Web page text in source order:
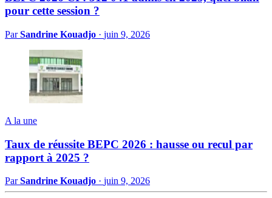
pour cette session ?
ParSandrine Kouadjo · juin 9, 2026
A la une
Taux de réussite BEPC 2026 : hausse ou recul par
rapport à 2025 ?
ParSandrine Kouadjo · juin 9, 2026